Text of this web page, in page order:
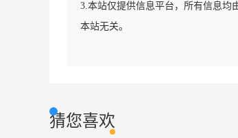
3.本站仅提供信息平台，所有信息均
本站无关。
猜您喜欢